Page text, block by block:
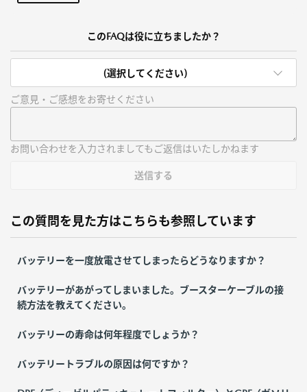
このFAQは役に立ちましたか？
(選択してください)
ご意見・ご感想をお寄せください
お問い合わせを入力されましてもご返信はいたしかねます
送信する
この質問を見た方はこちらも参照しています
バッテリーを一度放電させてしまったらどうなりますか？
バッテリーがあがってしまいました。ブースターケーブルの接
続方法を教えてください。
バッテリーの寿命は何年程度でしょうか？
バッテリートラブルの原因は何ですか？